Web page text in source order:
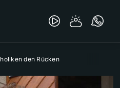
den Rücken